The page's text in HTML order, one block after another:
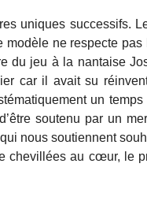
uniques successifs.
ne respecte
du jeu à la nantaise
car il avait su
un
soutenu par un
nous soutiennent
au cœur, le